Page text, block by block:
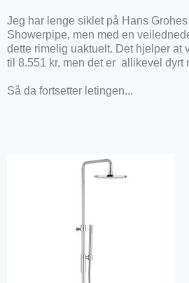
Jeg har lenge siklet på Hans
Showerpipe, men med en
dette rimelig uaktuelt. Det hjelper at
til 8.551 kr, men det er allikevel dyrt
Så da fortsetter letingen...